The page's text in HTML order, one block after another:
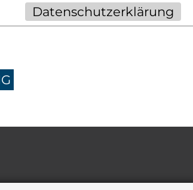
Datenschutzerklärung